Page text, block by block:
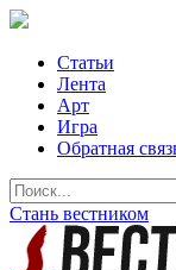
Статьи
Лента
Арт
Игра
Обратная
Стань вестником